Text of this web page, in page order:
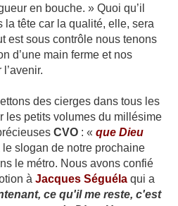
en bouche. » Quoi qu’il
la tête car la qualité, elle, sera
est sous contrôle nous tenons
d’une main ferme et nos
des cierges dans tous les
les petits volumes du millésime
CVO : « que Dieu
le slogan de notre prochaine
le métro. Nous avons confié
à Jacques Séguéla qui a
ce qu'il me reste, c'est